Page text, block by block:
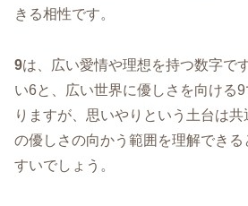
きる相性です。
9は、広い愛情や理想を持つ数字で
い6と、広い世界に優しさを向ける
りますが、思いやりという土台は
の優しさの向かう範囲を理解でき
すいでしょう。